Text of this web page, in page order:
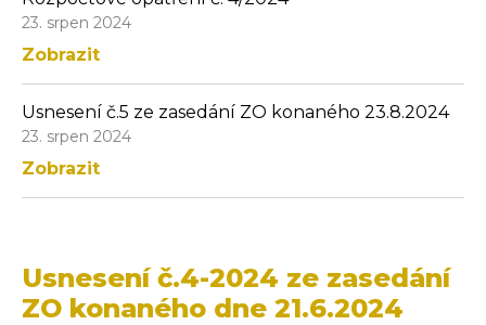
23. srpen 2024
Zobrazit
Usnesení č.5 ze zasedání ZO konaného 23.8.2024
23. srpen 2024
Zobrazit
Usnesení č.4-2024 ze zasedání
ZO konaného dne 21.6.2024